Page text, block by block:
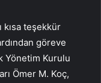
kısa teşekkür
göreve
Yönetim Kurulu
Ömer M. Koç,